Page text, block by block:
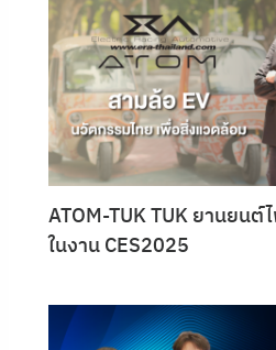
ATOM-TUK TUK ยานยน
ในงาน CES2025